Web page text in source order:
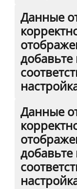
Данные
Данные